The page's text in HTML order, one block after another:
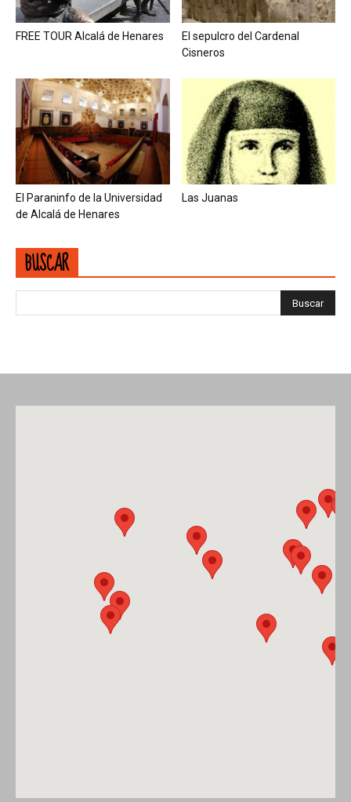
FREE TOUR Alcalá de Henares
El sepulcro del Cardenal
Cisneros
El Paraninfo de la Universidad
de Alcalá de Henares
Las Juanas
BUSCAR